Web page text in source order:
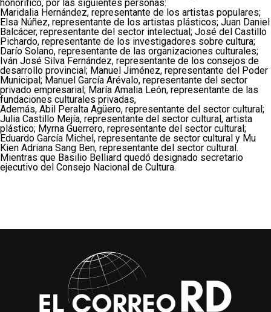
honorífico, por las siguientes personas:
Maridalia Hernández, representante de los artistas populares;
Elsa Núñez, representante de los artistas plásticos; Juan Daniel
Balcácer, representante del sector intelectual; José del Castillo
Pichardo, representante de los investigadores sobre cultura;
Darío Solano, representante de las organizaciones culturales;
Iván José Silva Fernández, representante de los consejos de
desarrollo provincial; Manuel Jiménez, representante del Poder
Municipal; Manuel García Arévalo, representante del sector
privado empresarial; María Amalia León, representante de las
fundaciones culturales privadas,
Además, Abil Peralta Agüero, representante del sector cultural;
Julia Castillo Mejía, representante del sector cultural, artista
plástico; Myrna Guerrero, representante del sector cultural;
Eduardo García Michel, representante de sector cultural y Mu
Kien Adriana Sang Ben, representante del sector cultural.
Mientras que Basilio Belliard quedó designado secretario
ejecutivo del Consejo Nacional de Cultura.